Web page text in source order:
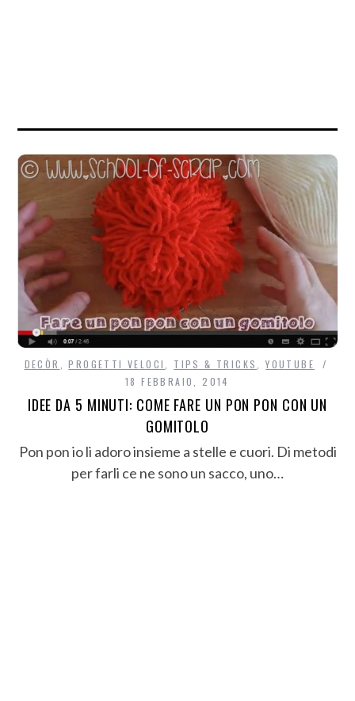
DECÒR ,PROGETTI VELOCI TIPS & TRICKS ,YOUTUBE
18 FEBBRAIO, 2014
IDEE DA 5 MINUTI: COME FARE UN PON PON CON UN
GOMITOLO
Pon pon io li adoro insieme a stelle e cuori. Di metodi
per farli ce ne sono un sacco, uno…